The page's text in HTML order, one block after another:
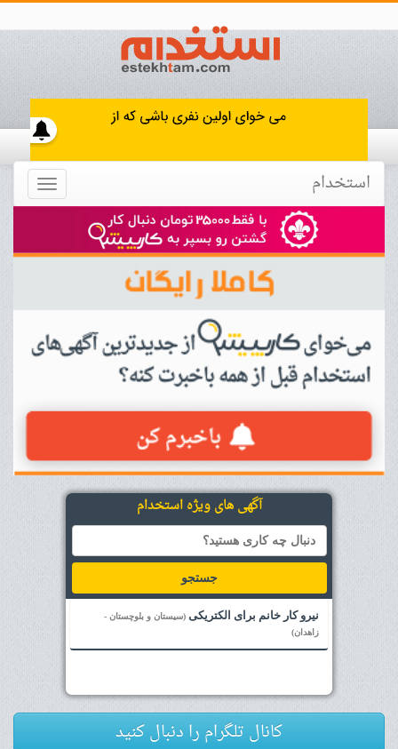
Toggle استخدام
آگهی های ویژه استخدام
جستجو
نیرو کار خانم برای الکتریکی (سیستان و بلوچستان -
زاهدان)
کانال تلگرام را دنبال کنید